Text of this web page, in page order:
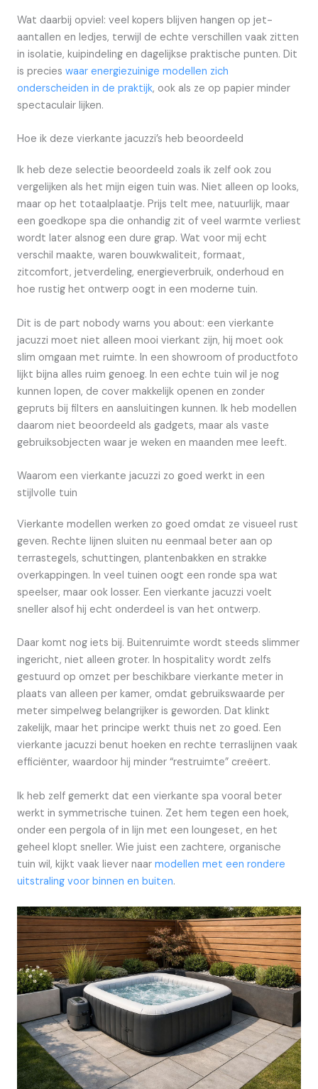
Wat daarbij opviel: veel kopers blijven hangen op jet-
aantallen en ledjes, terwijl de echte verschillen vaak zitten
in isolatie, kuipindeling en dagelijkse praktische punten. Dit
is precies waar energiezuinige modellen zich
onderscheiden in de praktijk, ook als ze op papier minder
spectaculair lijken.
Hoe ik deze vierkante jacuzzi’s heb beoordeeld
Ik heb deze selectie beoordeeld zoals ik zelf ook zou
vergelijken als het mijn eigen tuin was. Niet alleen op looks,
maar op het totaalplaatje. Prijs telt mee, natuurlijk, maar
een goedkope spa die onhandig zit of veel warmte verliest
wordt later alsnog een dure grap. Wat voor mij echt
verschil maakte, waren bouwkwaliteit, formaat,
zitcomfort, jetverdeling, energieverbruik, onderhoud en
hoe rustig het ontwerp oogt in een moderne tuin.
Dit is de part nobody warns you about: een vierkante
jacuzzi moet niet alleen mooi vierkant zijn, hij moet ook
slim omgaan met ruimte. In een showroom of productfoto
lijkt bijna alles ruim genoeg. In een echte tuin wil je nog
kunnen lopen, de cover makkelijk openen en zonder
gepruts bij filters en aansluitingen kunnen. Ik heb modellen
daarom niet beoordeeld als gadgets, maar als vaste
gebruiksobjecten waar je weken en maanden mee leeft.
Waarom een vierkante jacuzzi zo goed werkt in een
stijlvolle tuin
Vierkante modellen werken zo goed omdat ze visueel rust
geven. Rechte lijnen sluiten nu eenmaal beter aan op
terrastegels, schuttingen, plantenbakken en strakke
overkappingen. In veel tuinen oogt een ronde spa wat
speelser, maar ook losser. Een vierkante jacuzzi voelt
sneller alsof hij echt onderdeel is van het ontwerp.
Daar komt nog iets bij. Buitenruimte wordt steeds slimmer
ingericht, niet alleen groter. In hospitality wordt zelfs
gestuurd op omzet per beschikbare vierkante meter in
plaats van alleen per kamer, omdat gebruikswaarde per
meter simpelweg belangrijker is geworden. Dat klinkt
zakelijk, maar het principe werkt thuis net zo goed. Een
vierkante jacuzzi benut hoeken en rechte terraslijnen vaak
efficiënter, waardoor hij minder “restruimte” creëert.
Ik heb zelf gemerkt dat een vierkante spa vooral beter
werkt in symmetrische tuinen. Zet hem tegen een hoek,
onder een pergola of in lijn met een loungeset, en het
geheel klopt sneller. Wie juist een zachtere, organische
tuin wil, kijkt vaak liever naar modellen met een rondere
uitstraling voor binnen en buiten.